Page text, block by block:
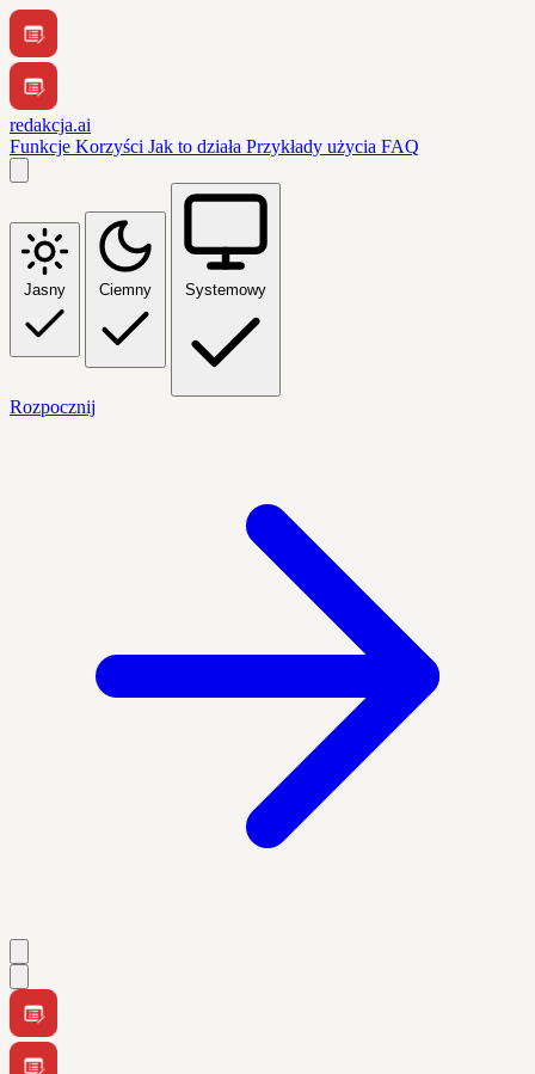
redakcja.ai
Funkcje Korzyści Jak to działa Przykłady użycia FAQ
Jasny Ciemny Systemowy
Rozpocznij